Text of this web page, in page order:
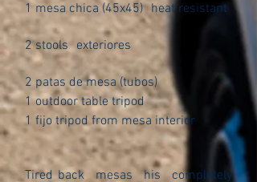
1 mesa chica (45x45) heat resistant
2 stools exteriores
2 patas de mesa (tubos)
1 outdoor table tripod
1 fijo tripod from mesa interior
Tired back mesas his completely